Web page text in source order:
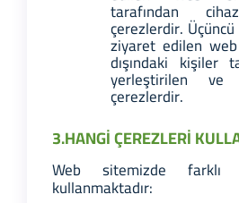
tarafından
çerezlerdir.
ziyaret edilen
dışındaki kişiler
yerleştirilen
çerezlerdir.
3.HANGİ ÇEREZLERİ
Web sitemizde farklı
kullanmaktadır: